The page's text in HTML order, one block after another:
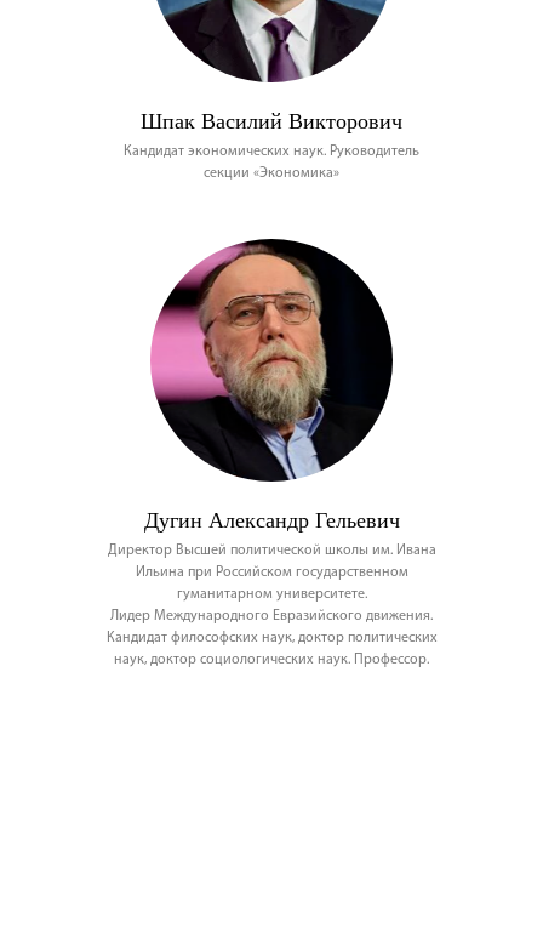
Шпак Василий Викторович
Кандидат экономических наук. Руководитель
секции «Экономика»
Дугин Александр Гельевич
Директор Высшей политической школы им. Ивана
Ильина при Российском государственном
гуманитарном университете.
Лидер Международного Евразийского движения.
Кандидат философских наук, доктор политических
наук, доктор социологических наук. Профессор.